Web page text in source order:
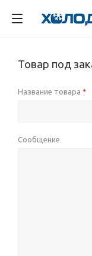
Товар под
Название товара *
Сообщение